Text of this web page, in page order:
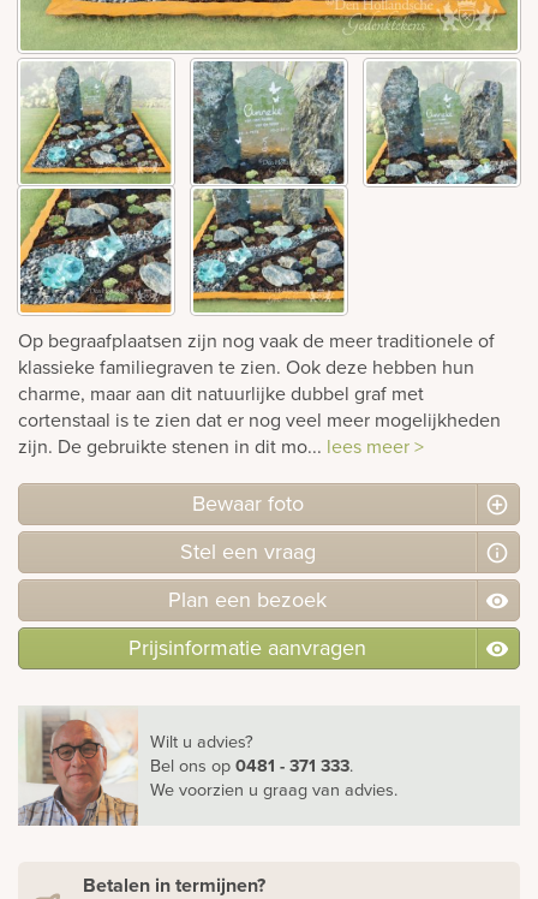
Bekijk
Op begraafplaatsen zijn nog vaak de meer traditionele of
klassieke familiegraven te zien. Ook deze hebben hun
charme, maar aan dit natuurlijke dubbel graf met
cortenstaal is te zien dat er nog veel meer mogelijkheden
zijn. De gebruikte stenen in dit mo... lees meer >
Bewaar foto
Stel een vraag
Plan een bezoek
Prijsinformatie aanvragen
Wilt u advies?
Bel ons op0481 - 371 333.
We voorzien u graag van advies.
Betalen in termijnen?